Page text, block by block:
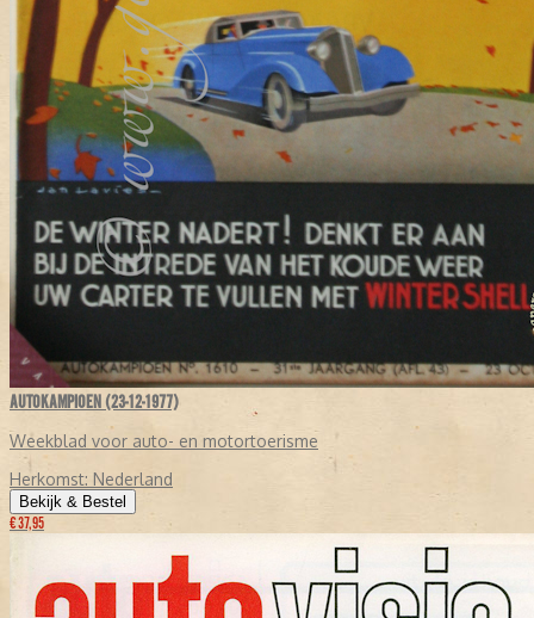
AUTOKAMPIOEN (23-12-1977)
Weekblad voor auto- en motortoerisme
Herkomst: Nederland
Bekijk & Bestel
€ 37,95